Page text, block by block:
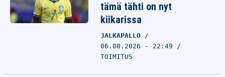
tämä tähti on nyt
kiikarissa
JALKAPALLO
06.08.2026 - 22:49
TOIMITUS